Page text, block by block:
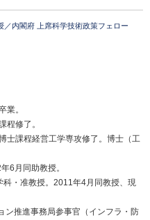
／内閣府 上席科学技術政策フェロー
業。
程修了。
士課程経営工学専攻修了。博士（工
6月同助教授。
・准教授。2011年4月同教授、現
ン推進事務局参事官（インフラ・防